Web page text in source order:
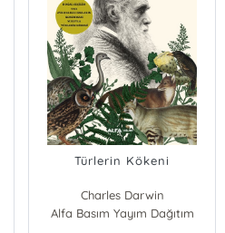
Türlerin Kökeni
Charles Darwin
Alfa Basım Yayım Dağıtım